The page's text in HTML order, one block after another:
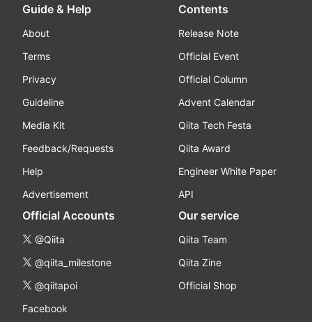
Guide & Help
About
Terms
Privacy
Guideline
Media Kit
Feedback/Requests
Help
Advertisement
Contents
Release Note
Official Event
Official Column
Advent Calendar
Qiita Tech Festa
Qiita Award
Engineer White Paper
API
Official Accounts
@Qiita
@qiita_milestone
@qiitapoi
Facebook
Our service
Qiita Team
Qiita Zine
Official Shop